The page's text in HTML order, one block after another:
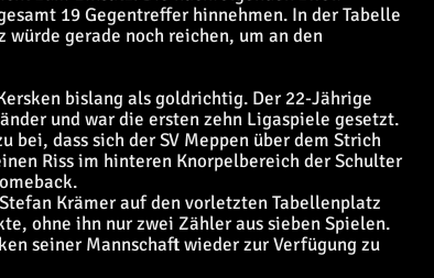
19 Gegentreffer hinnehmen. In der Tabelle
gerade noch reichen, um an den
bislang als goldrichtig. Der 22-Jährige
und war die ersten zehn Ligaspiele gesetzt.
bei, dass sich der SV Meppen über dem Strich
Riss im hinteren Knorpelbereich der Schulter
Krämer auf den vorletzten Tabellenplatz
ohne ihn nur zwei Zähler aus sieben Spielen.
seiner Mannschaft wieder zur Verfügung zu